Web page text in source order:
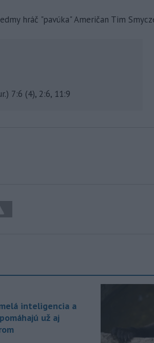
hráč "pavúka" Američan Tim
7:6 (4), 2:6, 11:9
inteligencia a
už aj